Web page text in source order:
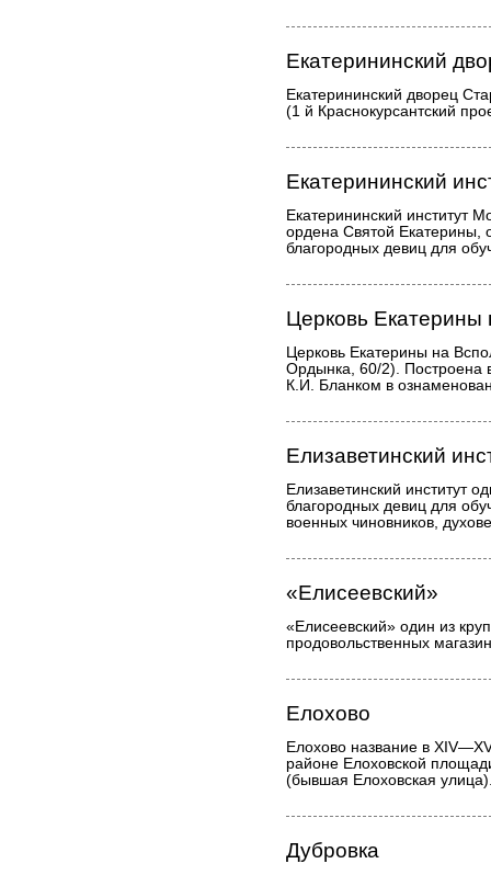
Екатерининский
Екатерининский дворец
(1 й Краснокурсантский
Екатерининский
Екатерининский институт
ордена Святой Екатерины,
благородных девиц для
Церковь Екатерины
Церковь Екатерины на
Ордынка, 60/2). Построена
К.И. Бланком в
Елизаветинский
Елизаветинский институт
благородных девиц для
военных чиновников,
«Елисеевский»
«Елисеевский» один из
продовольственных
Елохово
Елохово название в
районе Елоховской
(бывшая Елоховская
Дубровка